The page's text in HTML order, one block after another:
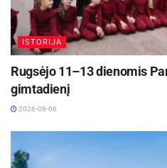
ISTORIJA
Rugsėjo 11–13 dienomis
gimtadienį
2026-08-06